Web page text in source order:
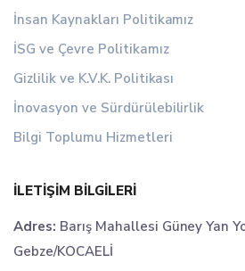
İnsan Kaynakları Politikamız
İSG ve Çevre Politikamız
Gizlilik ve K.V.K. Politikası
İnovasyon ve Sürdürülebilirlik
Bilgi Toplumu Hizmetleri
İLETIŞIM BILGILERI
Adres: Barış Mahallesi Güney Yan
Gebze/KOCAELİ